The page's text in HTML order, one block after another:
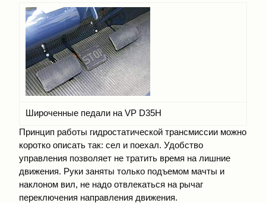
Широченные педали на VP D35Н
Принцип работы гидростатической трансмиссии можно
коротко описать так: сел и поехал. Удобство
управления позволяет не тратить время на лишние
движения. Руки заняты только подъемом мачты и
наклоном вил, не надо отвлекаться на рычаг
переключения направления движения.